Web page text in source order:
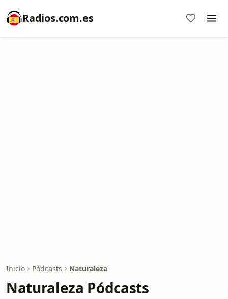
Radios.com.es
Inicio Pódcasts Naturaleza
Naturaleza Pódcasts